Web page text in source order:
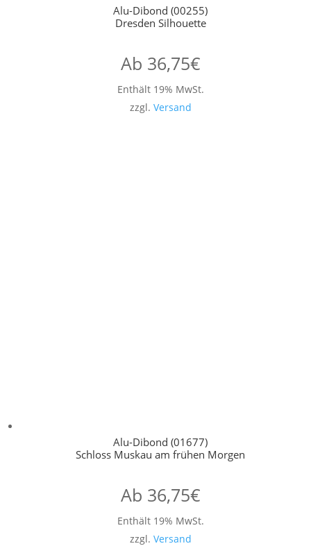
Alu-Dibond (00255)
Dresden Silhouette
Ab 36,75€
Enthält 19% MwSt.
zzgl. Versand
Alu-Dibond (01677)
Schloss Muskau am frühen Morgen
Ab 36,75€
Enthält 19% MwSt.
zzgl. Versand